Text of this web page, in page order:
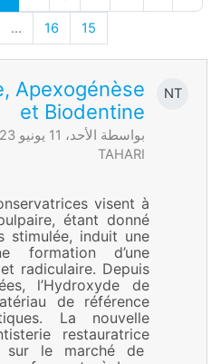
15صفحة 15
16صفحة 16
…
NT
Apexogénèse
et Biodentine
بواسطة الأحد، 11 يونيو 2023، 9:43 PM -
TAHARI
visent à
étant donné
stimulée, induit une
formation d’une
radiculaire. Depuis
l’Hydroxyde de
de référence
La nouvelle
restauratrice
sur le marché de